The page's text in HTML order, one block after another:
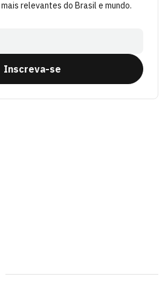
relevantes do Brasil e mundo.
Inscreva-se